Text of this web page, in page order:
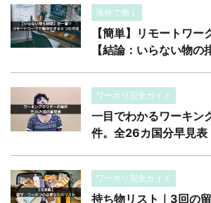
海外で働く
【簡単】リモートワ
【結論：いらない物の
ワーホリ完全ガイド
一目でわかるワーキン
件。全26カ国分早見表
ワーホリ完全ガイド
持ち物リスト｜3回の